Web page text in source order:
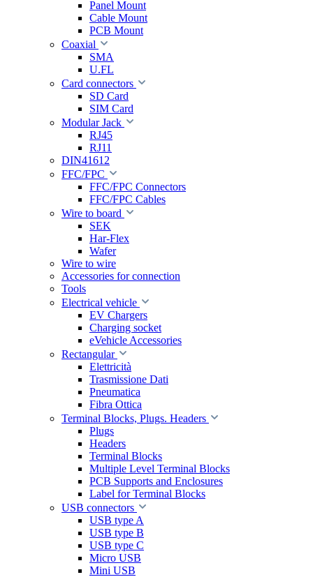
Panel Mount
Cable Mount
PCB Mount
Coaxial
SMA
U.FL
Card connectors
SD Card
SIM Card
Modular Jack
RJ45
RJ11
DIN41612
FFC/FPC
FFC/FPC Connectors
FFC/FPC Cables
Wire to board
SEK
Har-Flex
Wafer
Wire to wire
Accessories for connection
Tools
Electrical vehicle
EV Chargers
Charging socket
eVehicle Accessories
Rectangular
Elettricità
Trasmissione Dati
Pneumatica
Fibra Ottica
Terminal Blocks, Plugs. Headers
Plugs
Headers
Terminal Blocks
Multiple Level Terminal Blocks
PCB Supports and Enclosures
Label for Terminal Blocks
USB connectors
USB type A
USB type B
USB type C
Micro USB
Mini USB